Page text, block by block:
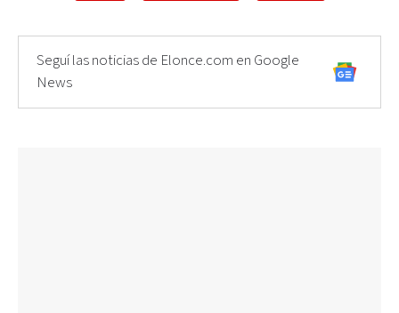
Seguí las noticias de Elonce.com en Google
News